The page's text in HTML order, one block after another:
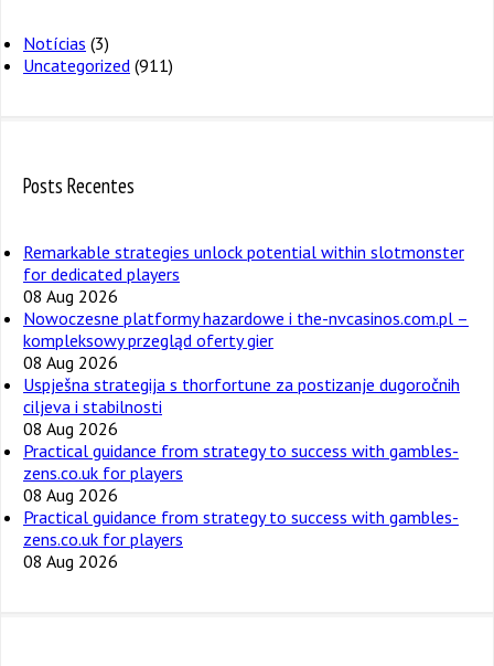
Notícias (3)
Uncategorized (911)
Posts Recentes
Remarkable strategies unlock potential within slotmonster
for dedicated players
08 Aug 2026
Nowoczesne platformy hazardowe i the-nvcasinos.com.pl –
kompleksowy przegląd oferty gier
08 Aug 2026
Uspješna strategija s thorfortune za postizanje dugoročnih
ciljeva i stabilnosti
08 Aug 2026
Practical guidance from strategy to success with gambles-
zens.co.uk for players
08 Aug 2026
Practical guidance from strategy to success with gambles-
zens.co.uk for players
08 Aug 2026